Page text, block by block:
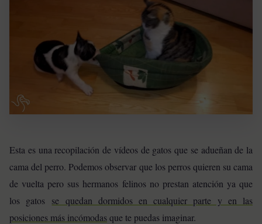
Esta es una recopilación de vídeos de gatos que se adueñan de la
cama del perro. Podemos observar que los perros quieren su cama
de vuelta pero sus hermanos felinos no prestan atención ya que
los gatos se quedan dormidos en cualquier parte y en las
posiciones más incómodasque te puedas imaginar.